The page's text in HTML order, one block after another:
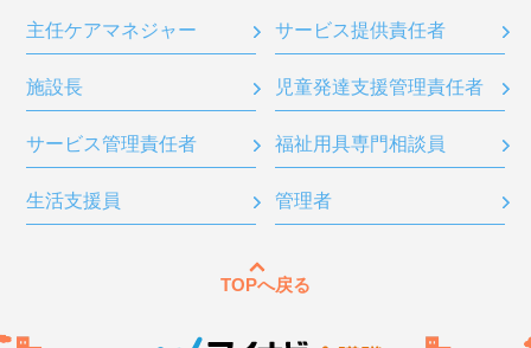
主任ケアマネジャー サービス提供責任者
施設長 児童発達支援管理責任者
サービス管理責任者 福祉用具専門相談員
生活支援員 管理者
TOPへ戻る